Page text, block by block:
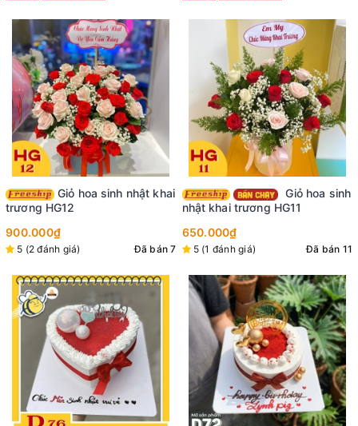
Giỏ hoa sinh nhật khai
trương HG12
900.000₫
5 (2 đánh giá) Đã bán 7
Giỏ hoa sinh
nhật khai trương HG11
650.000₫
5 (1 đánh giá) Đã bán 11